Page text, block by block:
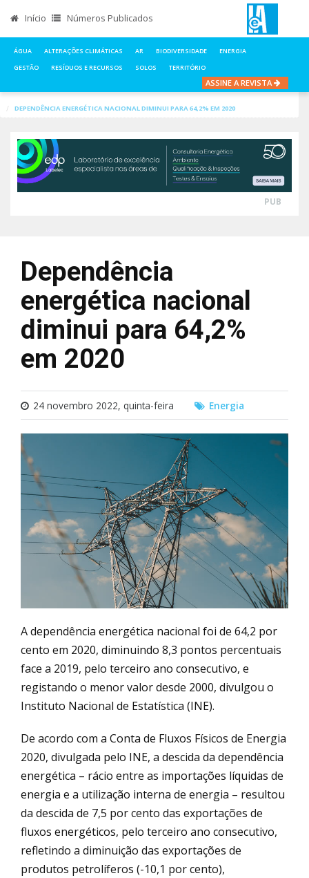
Início Números Publicados
ÁGUA ALTERAÇÕES CLIMÁTICAS AR BIODIVERSIDADE
ENERGIA
GESTÃO
RESÍDUOS E RECURSOS SOLOS TERRITÓRIO
ASSINE A REVISTA
DEPENDÊNCIA ENERGÉTICA NACIONAL DIMINUI PARA 64,2% EM 2020
PUB
Dependência
energética nacional
diminui para 64,2%
em 2020
24 novembro 2022, quinta-feira Energia
A dependência energética nacional foi de 64,2 por
cento em 2020, diminuindo 8,3 pontos percentuais
face a 2019, pelo terceiro ano consecutivo, e
registando o menor valor desde 2000, divulgou o
Instituto Nacional de Estatística (INE).
De acordo com a Conta de Fluxos Físicos de Energia
2020, divulgada pelo INE, a descida da dependência
energética – rácio entre as importações líquidas de
energia e a utilização interna de energia – resultou
da descida de 7,5 por cento das exportações de
fluxos energéticos, pelo terceiro ano consecutivo,
refletindo a diminuição das exportações de
produtos petrolíferos (-10,1 por cento),